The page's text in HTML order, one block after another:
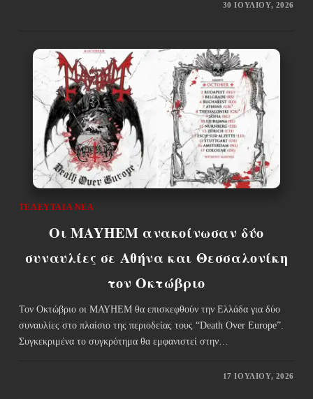
30 ΙΟΥΛΊΟΥ, 2026
ΤΕΛΕΥΤΑΊΑ ΝΈΑ
Οι MAYHEM ανακοίνωσαν δύο
συναυλίες σε Αθήνα και Θεσσαλονίκη
τον Οκτώβριο
Τον Οκτώβριο οι ΜΑΥΗΕΜ θα επισκεφθούν την Ελλάδα για δύο
συναυλίες στο πλαίσιο της περιοδείας τους “Death Over Europe”.
Συγκεκριμένα το συγκρότημα θα εμφανιστεί στην…
17 ΙΟΥΛΊΟΥ, 2026